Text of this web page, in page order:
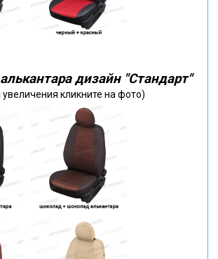
дизайн "Стандарт"
кликните на фото)